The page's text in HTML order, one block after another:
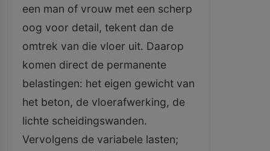
een man of vrouw met een scherp
oog voor detail, tekent dan de
omtrek van die vloer uit. Daarop
komen direct de permanente
belastingen: het eigen gewicht van
het beton, de vloerafwerking, de
lichte scheidingswanden.
Vervolgens de variabele lasten;